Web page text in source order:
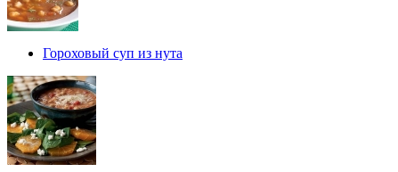
Гороховый суп из нута